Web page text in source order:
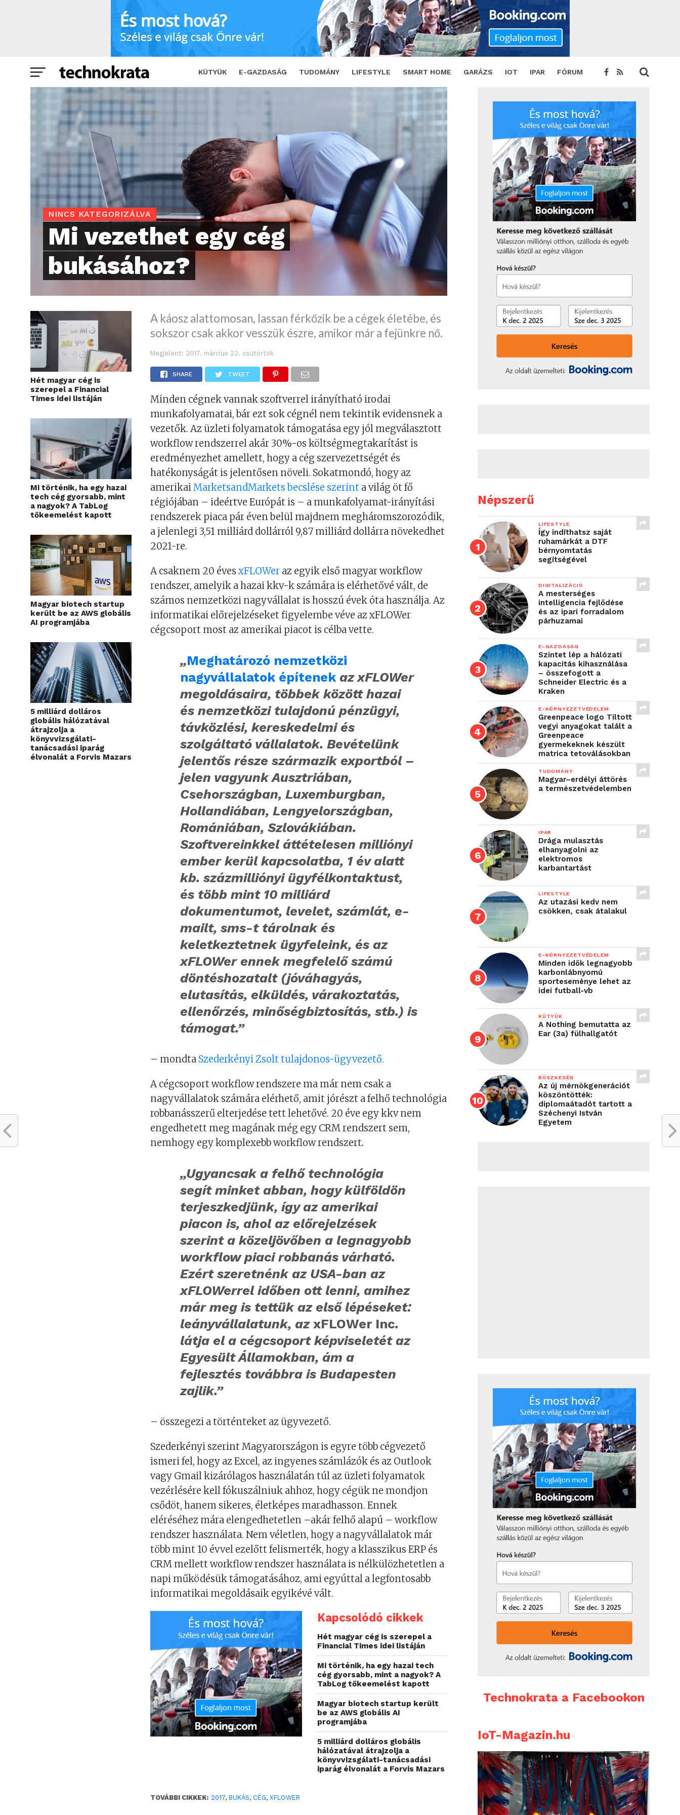
KÜTYÜK E-GAZDASÁG TUDOMÁNY LIFESTYLE SMART HOME GARÁZS IOT IPAR FÓRUM
Mi vezethet egy cég bukásához?
NINCS KATEGORIZÁLVA
Mi vezethet egy cég
bukásához?
Hét magyar cég is
szerepel a Financial
Times idei listáján
Mi történik, ha egy hazai
tech cég gyorsabb, mint
a nagyok? A TabLog
tőkeemelést kapott
Magyar biotech startup
került be az AWS globális
AI programjába
5 milliárd dolláros
globális hálózatával
átrajzolja a
könyvvizsgálati-
tanácsadási iparág
élvonalát a Forvis Mazars
A káosz alattomosan, lassan férkőzik be a cégek életébe, és
sokszor csak akkor vesszük észre, amikor már a fejünkre nő.
Megjelent: 2017. március 23. csütörtök
SHARE TWEET
Minden cégnek vannak szoftverrel irányítható irodai
munkafolyamatai, bár ezt sok cégnél nem tekintik evidensnek a
vezetők. Az üzleti folyamatok támogatása egy jól megválasztott
workflow rendszerrel akár 30%-os költségmegtakarítást is
eredményezhet amellett, hogy a cég szervezettségét és
hatékonyságát is jelentősen növeli. Sokatmondó, hogy az
amerikaiMarketsandMarkets becslése szerint a világ öt fő
régiójában – ideértve Európát is – a munkafolyamat-irányítási
rendszerek piaca pár éven belül majdnem megháromszorozódik,
a jelenlegi 3,51 milliárd dollárról 9,87 milliárd dollárra növekedhet
2021-re.
A csaknem 20 évesxFLOWer az egyik első magyar workflow
rendszer, amelyik a hazai kkv-k számára is elérhetővé vált, de
számos nemzetközi nagyvállalat is hosszú évek óta használja. Az
informatikai előrejelzéseket figyelembe véve az xFLOWer
cégcsoport most az amerikai piacot is célba vette.
„Meghatározó nemzetközi
nagyvállalatok építenekaz xFLOWer
megoldásaira, többek között hazai
és nemzetközi tulajdonú pénzügyi,
távközlési, kereskedelmi és
szolgáltató vállalatok.Bevételünk
jelentős része származik exportból –
jelen vagyunk Ausztriában,
Csehországban, Luxemburgban,
Hollandiában, Lengyelországban,
Romániában, Szlovákiában.
Szoftvereinkkel áttételesen milliónyi
emberkerül kapcsolatba, 1 év alatt
kb. százmilliónyi ügyfélkontaktust,
és több mint 10 milliárd
dokumentumot, levelet, számlát, e-
mailt, sms-t tárolnak és
keletkeztetnek ügyfeleink, és az
xFLOWer ennek megfelelő számú
döntéshozatalt (jóváhagyás,
elutasítás, elküldés, várakoztatás,
ellenőrzés, minőségbiztosítás, stb.) is
támogat.”
– mondta Szederkényi Zsolt tulajdonos-ügyvezető.
A cégcsoport workflow rendszere ma már nem csak a
nagyvállalatok számára elérhető, amit jórészt a felhő technológia
robbanásszerű elterjedése tett lehetővé. 20 éve egy kkv nem
engedhetett meg magának még egy CRM rendszert sem,
nemhogy egy komplexebb workflow rendszert.
„Ugyancsak a felhő technológia
segít minket abban, hogy külföldön
terjeszkedjünk, így az amerikai
piacon is, ahol az előrejelzések
szerint a közeljövőben a legnagyobb
workflow piaci robbanás várható.
Ezért szeretnénk az USA-ban az
xFLOWerrel időben ott lenni, amihez
már meg is tettük az első lépéseket:
leányvállalatunk, azxFLOWer Inc.
látja el a cégcsoport képviseletét az
Egyesült Államokban, ám a
fejlesztés továbbra is Budapesten
zajlik.”
– összegezi a történteket az ügyvezető.
Szederkényi szerint Magyarországon is egyre több cégvezető
ismeri fel, hogy az Excel, az ingyenes számlázók és az Outlook
vagy Gmail kizárólagos használatán túl az üzleti folyamatok
vezérlésére kell fókuszálniuk ahhoz, hogy cégük ne mondjon
csődöt, hanem sikeres, életképes maradhasson. Ennek
eléréséhez mára elengedhetetlen –akár felhő alapú – workflow
rendszer használata. Nem véletlen, hogy a nagyvállalatok már
több mint 10 évvel ezelőtt felismerték, hogy a klasszikus ERP és
CRM mellett workflow rendszer használata is nélkülözhetetlen a
napi működésük támogatásához, ami egyúttal a legfontosabb
informatikai megoldásaik egyikévé vált.
Kapcsolódó cikkek
Hét magyar cég is szerepel a
Financial Times idei listáján
Mi történik, ha egy hazai tech
cég gyorsabb, mint a nagyok? A
TabLog tőkeemelést kapott
Magyar biotech startup került
be az AWS globális AI
programjába
5 milliárd dolláros globális
hálózatával átrajzolja a
könyvvizsgálati-tanácsadási
iparág élvonalát a Forvis Mazars
TOVÁBBI CIKKEK: 2017,BUKÁS, CÉG,XFLOWER
Népszerű
LIFESTYLE
Így indíthatsz saját
ruhamárkát a DTF
bérnyomtatás
segítségével
DIGITALIZÁCIÓ
A mesterséges
intelligencia fejlődése
és az ipari forradalom
párhuzamai
E-GAZDASÁG
Szintet lép a hálózati
kapacitás kihasználása
– összefogott a
Schneider Electric és a
Kraken
E-KÖRNYEZETVÉDELEM
Greenpeace logo Tiltott
vegyi anyagokat talált a
Greenpeace
gyermekeknek készült
matrica tetoválásokban
TUDOMÁNY
Magyar–erdélyi áttörés
a természetvédelemben
IPAR
Drága mulasztás
elhanyagolni az
elektromos
karbantartást
LIFESTYLE
Az utazási kedv nem
csökken, csak átalakul
E-KÖRNYEZETVÉDELEM
Minden idők legnagyobb
karbonlábnyomú
sporteseménye lehet az
idei futball-vb
KÜTYÜK
A Nothing bemutatta az
Ear (3a) fülhallgatót
BÜSZKESÉG
Az új mérnökgenerációt
köszöntötték:
diplomaátadót tartott a
Széchenyi István
Egyetem
Technokrata a Facebookon
IoT-Magazin.hu